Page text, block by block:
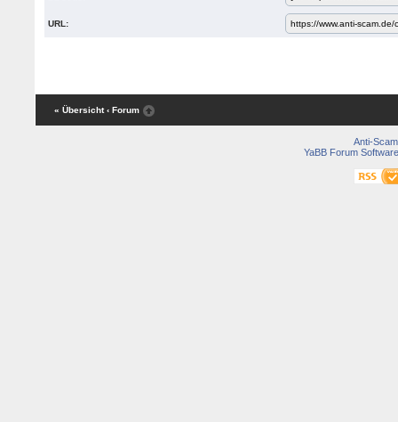
URL:
« Übersicht ‹ Forum
Anti-Scam
YaBB Forum Software